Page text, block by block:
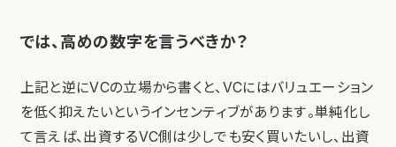
では、高めの数字を言うべきか？
上記と逆にVCの立場から書くと、VCにはバリュエーション
を低く抑えたいというインセンティブがあります。単純化し
て言えば、出資するVC側は少しでも安く買いたいし、出資